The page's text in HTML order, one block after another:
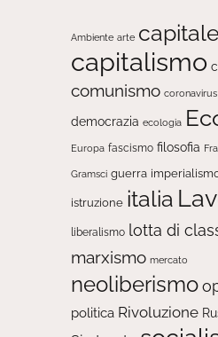
Ambiente arte capitale
capitalismo
comunismo coronavirus
democrazia ecologia
Europa fascismo filosofia
Gramsci guerra
istruzione italia
liberalismo lotta di
marxismo mercato
neoliberismo
politica Rivoluzione